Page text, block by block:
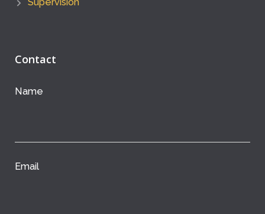
Contact
Name
Email